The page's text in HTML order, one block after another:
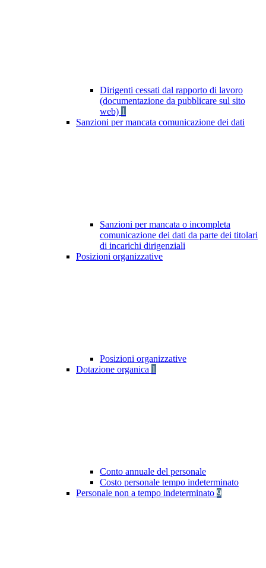
Dirigenti cessati dal rapporto di lavoro
(documentazione da pubblicare sul sito
web) 1
Sanzioni per mancata comunicazione dei dati
Sanzioni per mancata o incompleta
comunicazione dei dati da parte dei titolari
di incarichi dirigenziali
Posizioni organizzative
Posizioni organizzative
Dotazione organica 1
Conto annuale del personale
Costo personale tempo indeterminato
Personale non a tempo indeterminato 9